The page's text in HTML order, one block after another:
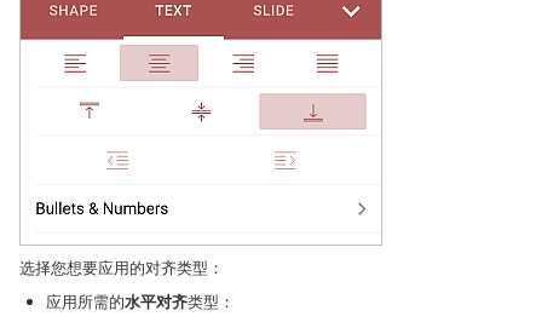
选择您想要应用的对齐类型：
应用所需的水平对齐类型：